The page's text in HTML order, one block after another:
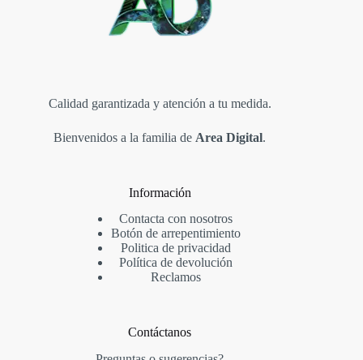
Calidad garantizada y atención a tu medida.
Bienvenidos a la familia de Area Digital.
Información
Contacta con nosotros
Botón de arrepentimiento
Politica de privacidad
Política de devolución
Reclamos
Contáctanos